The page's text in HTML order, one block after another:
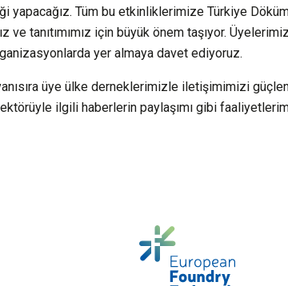
yapacağız. Tüm bu etkinliklerimize Türkiye
ve tanıtımımız için büyük önem taşıyor.
yer almaya davet ediyoruz.
yanısıra üye ülke derneklerimizle iletişimimizi
ilgili haberlerin paylaşımı gibi